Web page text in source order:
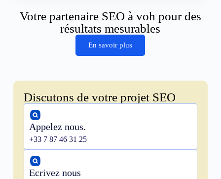
Votre partenaire SEO à voh pour des
résultats mesurables
En savoir plus
Discutons de votre projet SEO
Appelez nous.
+33 7 87 46 31 25
Ecrivez nous